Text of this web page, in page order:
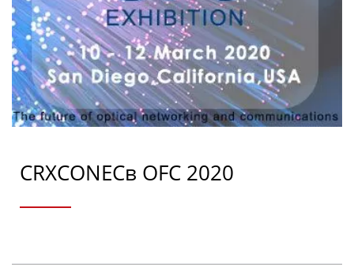
CRXCONECв OFC 2020